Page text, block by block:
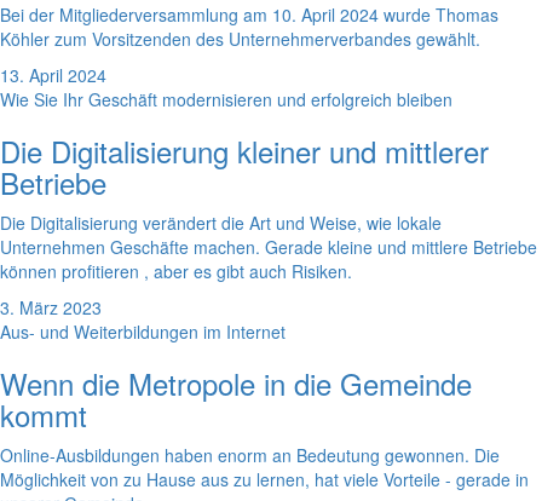
Bei der Mitgliederversammlung am 10. April 2024 wurde Thomas
Köhler zum Vorsitzenden des Unternehmerverbandes gewählt.
13. April 2024
Wie Sie Ihr Geschäft modernisieren und erfolgreich bleiben
Die Digitalisierung kleiner und mittlerer
Betriebe
Die Digitalisierung verändert die Art und Weise, wie lokale
Unternehmen Geschäfte machen. Gerade kleine und mittlere Betriebe
können profitieren , aber es gibt auch Risiken.
3. März 2023
Aus- und Weiterbildungen im Internet
Wenn die Metropole in die Gemeinde
kommt
Online-Ausbildungen haben enorm an Bedeutung gewonnen. Die
Möglichkeit von zu Hause aus zu lernen, hat viele Vorteile - gerade in